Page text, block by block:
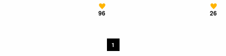
96 26
1